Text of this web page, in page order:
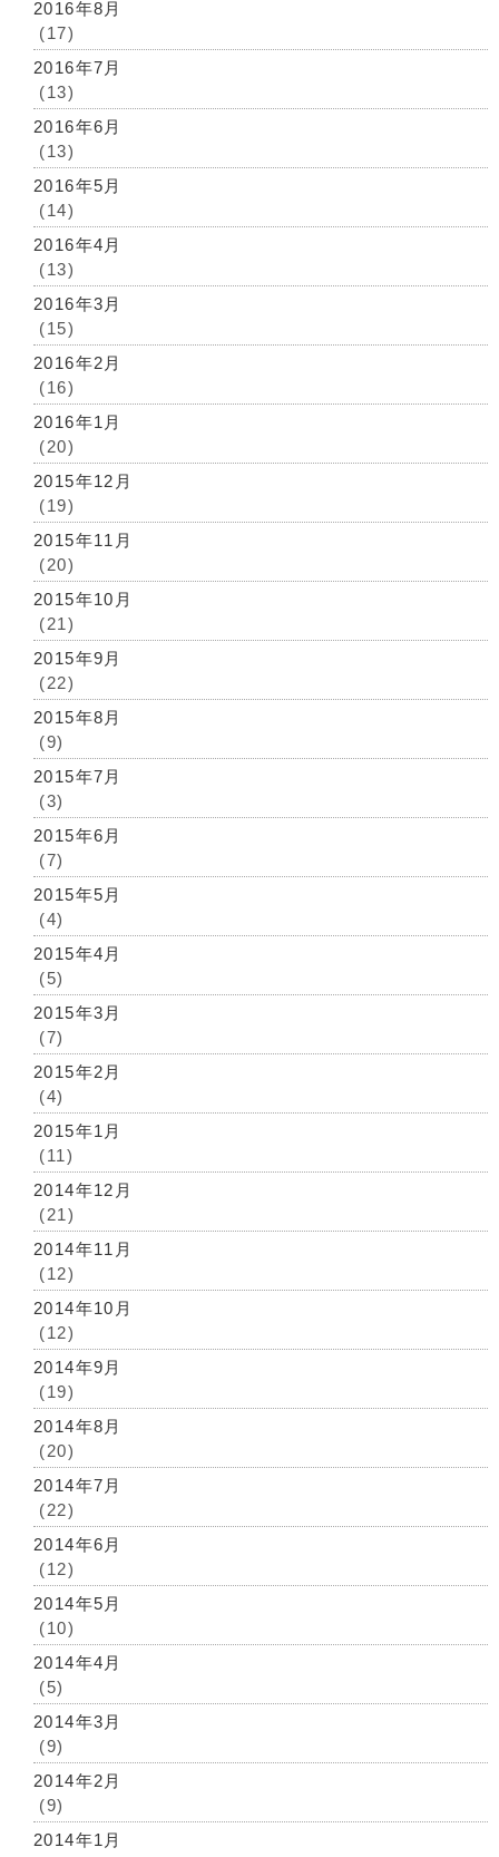
2016年8月
(17)
2016年7月
(13)
2016年6月
(13)
2016年5月
(14)
2016年4月
(13)
2016年3月
(15)
2016年2月
(16)
2016年1月
(20)
2015年12月
(19)
2015年11月
(20)
2015年10月
(21)
2015年9月
(22)
2015年8月
(9)
2015年7月
(3)
2015年6月
(7)
2015年5月
(4)
2015年4月
(5)
2015年3月
(7)
2015年2月
(4)
2015年1月
(11)
2014年12月
(21)
2014年11月
(12)
2014年10月
(12)
2014年9月
(19)
2014年8月
(20)
2014年7月
(22)
2014年6月
(12)
2014年5月
(10)
2014年4月
(5)
2014年3月
(9)
2014年2月
(9)
2014年1月